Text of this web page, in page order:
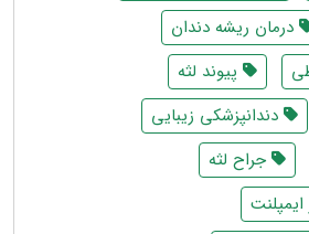
درمان ریشه دندان
پیوند لثه
دندانپزشکی زیبایی
جراح لثه